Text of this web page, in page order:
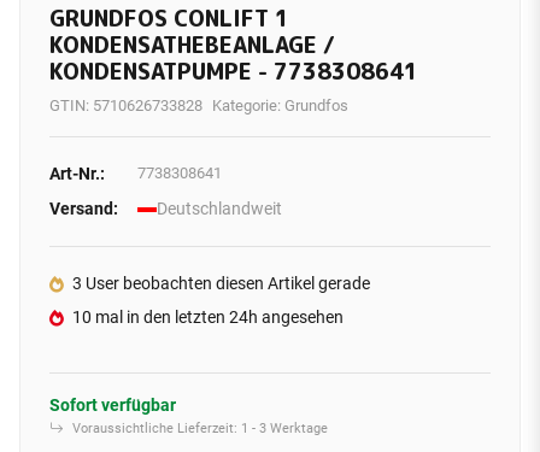
GRUNDFOS CONLIFT 1
KONDENSATHEBEANLAGE /
KONDENSATPUMPE - 7738308641
GTIN: 5710626733828 Kategorie: Grundfos
Art-Nr.: 7738308641
Versand: Deutschlandweit
3 User beobachten diesen Artikel gerade
10 mal in den letzten 24h angesehen
Sofort verfügbar
Voraussichtliche Lieferzeit: 1 - 3 Werktage